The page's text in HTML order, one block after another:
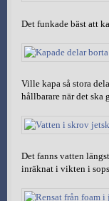
Det funkade bäst att
Ville kapa så stora
hållbarare när det ska
Det fanns vatten
inräknat i vikten i